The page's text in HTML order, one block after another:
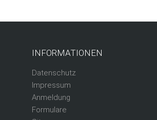
INFORMATIONEN
Datenschutz
Impressum
Anmeldung
Formulare